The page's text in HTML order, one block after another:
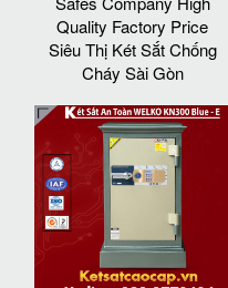
Quality Factory Price
Siêu Thị Két Sắt Chống
Cháy Sài Gòn